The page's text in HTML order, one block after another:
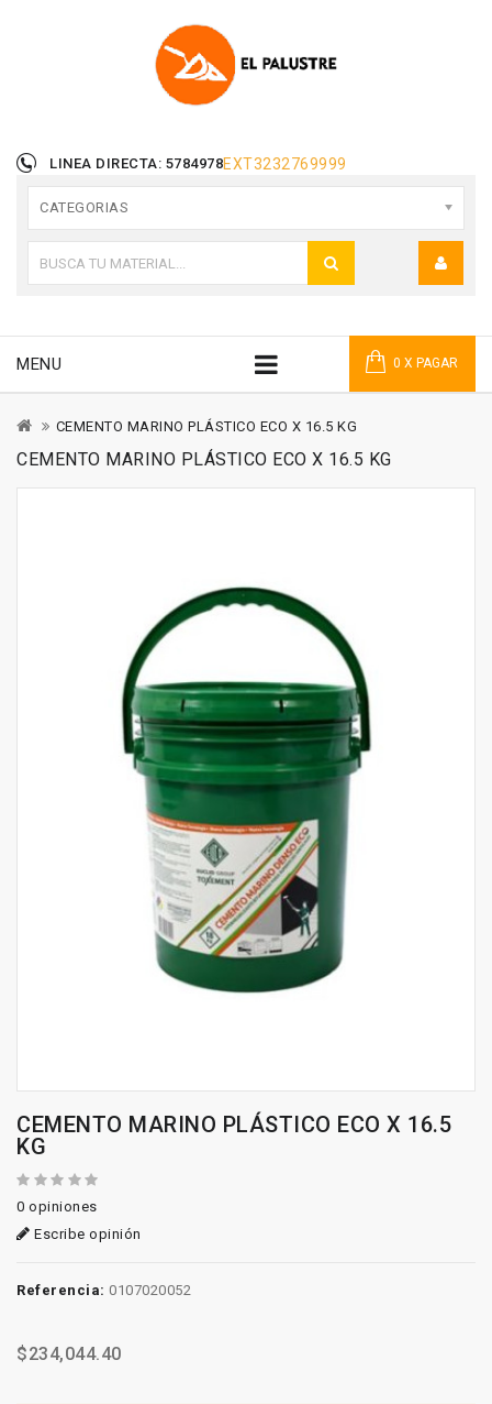
LINEA DIRECTA: 5784978EXT3232769999
CATEGORIAS
0 X PAGAR
MENU
CEMENTO MARINO PLÁSTICO ECO X 16.5 KG
CEMENTO MARINO PLÁSTICO ECO X 16.5 KG
CEMENTO MARINO PLÁSTICO ECO X 16.5
KG
0 opiniones
Escribe opinión
Referencia: 0107020052
$234,044.40